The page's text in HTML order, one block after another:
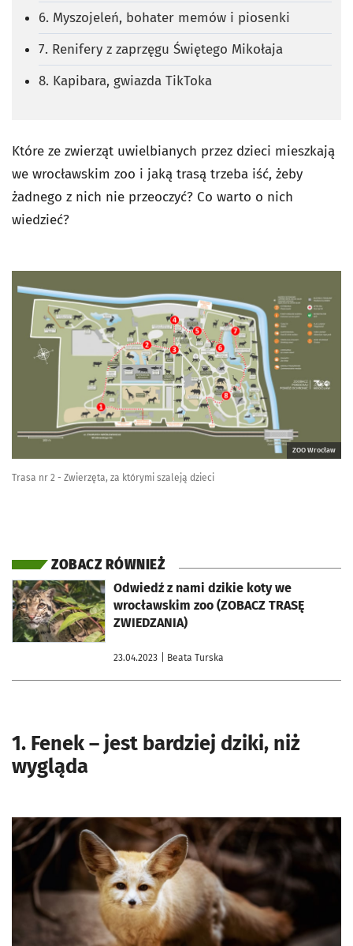
6. Myszojeleń, bohater memów i piosenki
7. Renifery z zaprzęgu Świętego Mikołaja
8. Kapibara, gwiazda TikToka
Które ze zwierząt uwielbianych przez dzieci mieszkają
we wrocławskim zoo i jaką trasą trzeba iść, żeby
żadnego z nich nie przeoczyć? Co warto o nich
wiedzieć?
ZOO Wrocław
Trasa nr 2 - Zwierzęta, za którymi szaleją dzieci
ZOBACZ RÓWNIEŻ
Odwiedź z nami dzikie koty we
wrocławskim zoo (ZOBACZ TRASĘ
ZWIEDZANIA)
23.04.2023 | Beata Turska
otworzy się w nowej karcie
1. Fenek – jest bardziej dziki, niż
wygląda